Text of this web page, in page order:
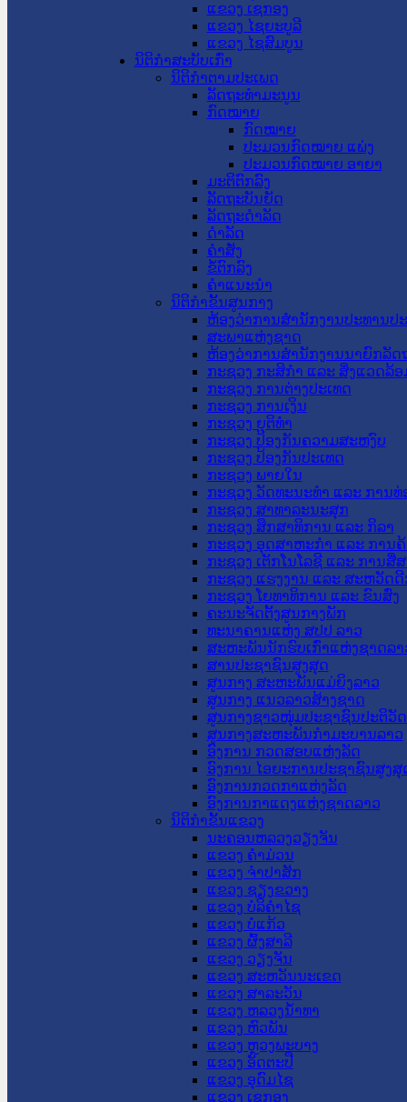
ແຂວງ ເຊກອງ
ແຂວງ ໄຊຍະບູລີ
ແຂວງ ໄຊສົມບູນ
ນິຕິກໍາສະບັບເກົ່າ
ນິຕິກຳຕາມປະເພດ
ລັດຖະທໍາມະນູນ
ກົດໝາຍ
ກົດໝາຍ
ປະມວນກົດໝາຍ ແພ່ງ
ປະມວນກົດໝາຍ ອາຍາ
ມະຕິຕົກລົງ
ລັດຖະບັນຍັດ
ລັດຖະດໍາລັດ
ດໍາລັດ
ຄໍາສັ່ງ
ຂໍ້ຕົກລົງ
ຄໍາແນະນໍາ
ນິຕິກໍາຂັ້ນສູນກາງ
ຫ້ອງວ່າການສໍານັກງານປະທານປ
ສະພາແຫ່ງຊາດ
ຫ້ອງວ່າການສຳນັກງານນາຍົກລັດ
ກະຊວງ ກະສິກຳ ແລະ ສິ່ງແວດລ້ອ
ກະຊວງ ການຕ່າງປະເທດ
ກະຊວງ ການເງິນ
ກະຊວງ ຍຸຕິທໍາ
ກະຊວງ ປ້ອງກັນຄວາມສະຫງົບ
ກະຊວງ ປ້ອງກັນປະເທດ
ກະຊວງ ພາຍໃນ
ກະຊວງ ວັດທະນະທຳ ແລະ ການທ່
ກະຊວງ ສາທາລະນະສຸກ
ກະຊວງ ສຶກສາທິການ ແລະ ກິລາ
ກະຊວງ ອຸດສາຫະກຳ ແລະ ການຄ້
ກະຊວງ ເຕັກໂນໂລຊີ ແລະ ການສື່
ກະຊວງ ແຮງງານ ແລະ ສະຫວັດ
ກະຊວງ ໂຍທາທິການ ແລະ ຂົນສົ່ງ
ຄະນະຈັດຕັ້ງສູນກາງພັກ
ທະນາຄານແຫ່ງ ສປປ ລາວ
ສະຫະພັນນັກຮົບເກົ່າແຫ່ງຊາດລາ
ສານປະຊາຊົນສູງສຸດ
ສູນກາງ ສະຫະພັນແມ່ຍິງລາວ
ສູນກາງ ແນວລາວສ້າງຊາດ
ສູນກາງຊາວໜຸ່ມປະຊາຊົນປະຕິວັ
ສູນກາງສະຫະພັນກຳມະບານລາວ
ອົງການ ກວດສອບແຫ່ງລັດ
ອົງການ ໄອຍະການປະຊາຊົນສູງສຸ
ອົງການກວດກາແຫ່ງລັດ
ອົງການກາແດງແຫ່ງຊາດລາວ
ນິຕິກໍາຂັ້ນແຂວງ
ນະ​ຄອນ​ຫລວງວຽງຈັນ
ແຂວງ ຄໍາມ່ວນ
ແຂວງ ຈໍາປາສັກ
ແຂວງ ຊຽງຂວາງ
ແຂວງ ບໍລິຄໍາໄຊ
ແຂວງ ບໍ່ແກ້ວ
ແຂວງ ຜົ້ງສາລີ
ແຂວງ ວຽງຈັນ
ແຂວງ ສະຫວັນນະເຂດ
ແຂວງ ສາລະວັນ
ແຂວງ ຫລວງນໍ້າທາ
ແຂວງ ຫົວພັນ
ແຂວງ ຫຼວງພະບາງ
ແຂວງ ອັດຕະປື
ແຂວງ ອຸດົມໄຊ
ແຂວງ ເຊກອງ